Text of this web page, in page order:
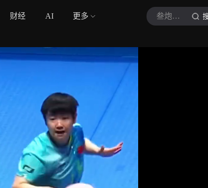
财经 AI 更多 叁炮体育